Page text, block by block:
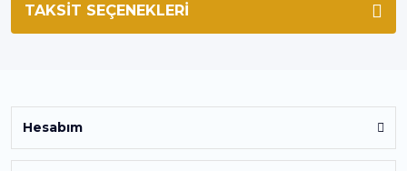
TAKSIT SEÇENEKLERI
Hesabım